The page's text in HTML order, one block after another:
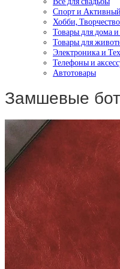
Спорт и
Хобби,
Товары для дома и
Товары для
Электроника и
Телефоны и
Автотовары
Замшевые